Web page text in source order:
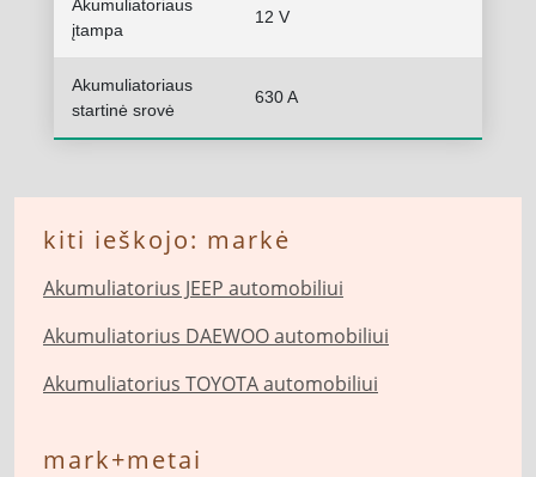
Akumuliatoriaus
įtampa
12 V
Akumuliatoriaus
startinė srovė
630 A
kiti ieškojo: markė
Akumuliatorius JEEP automobiliui
Akumuliatorius DAEWOO automobiliui
Akumuliatorius TOYOTA automobiliui
mark+metai